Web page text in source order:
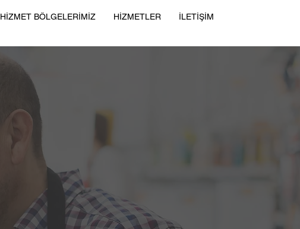
HİZMET BÖLGELERİMİZ HİZMETLER İLETİŞİM